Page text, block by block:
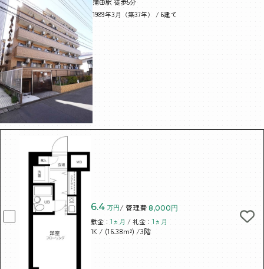
蒲田駅 徒歩5分
1989年3月（築37年） / 6建て
6.4 万円/ 管理費 8,000円
敷金：1ヵ月 / 礼金：1ヵ月
1K / (16.38m²) /3階